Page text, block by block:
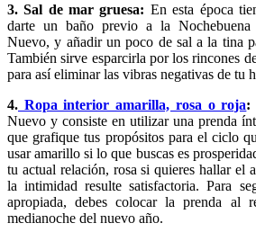
3. Sal de mar gruesa: En esta época
darte un baño previo a la
Nuevo, y añadir un poco de sal a la tina
También sirve esparcirla por los rincones
para así eliminar las vibras negativas de tu
4. Ropa interior amarilla, rosa o roja:
Nuevo y consiste en utilizar una prenda
que grafique tus propósitos para el ciclo
usar amarillo si lo que buscas es
tu actual relación, rosa si quieres hallar el
la intimidad resulte satisfactoria. Para
apropiada, debes colocar la prenda al
medianoche del nuevo año.